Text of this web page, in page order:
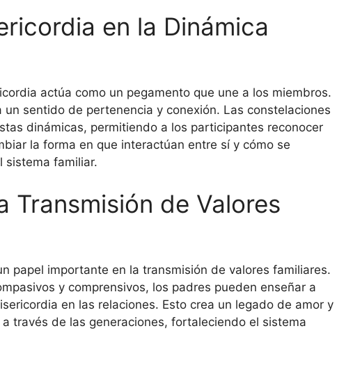
en la Dinámica
actúa como un pegamento que une a los miembros.
sentido de pertenencia y conexión. Las constelaciones
dinámicas, permitiendo a los participantes reconocer
la forma en que interactúan entre sí y cómo se
sistema familiar.
Transmisión de Valores
papel importante en la transmisión de valores familiares.
y comprensivos, los padres pueden enseñar a
en las relaciones. Esto crea un legado de amor y
través de las generaciones, fortaleciendo el sistema